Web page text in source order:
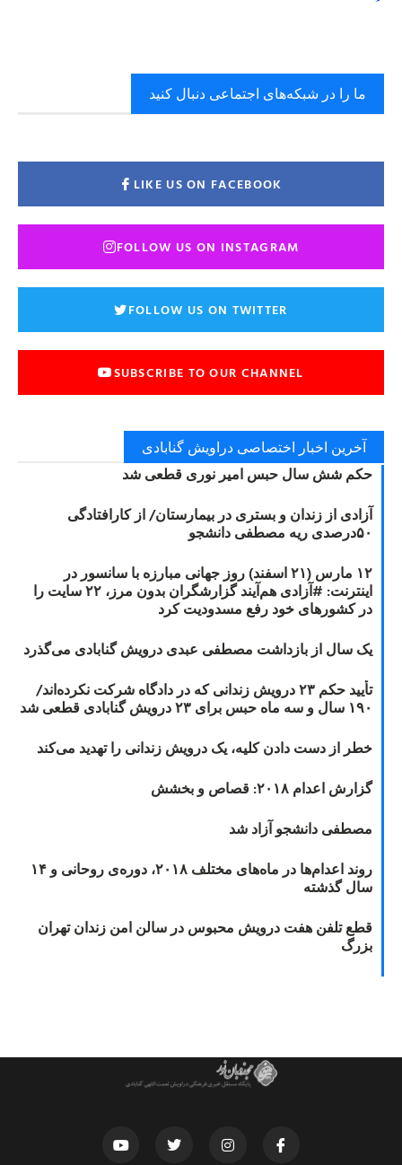
ما را در شبکه‌های اجتماعی دنبال کنید
LIKE US ON FACEBOOK
FOLLOW US ON INSTAGRAM
FOLLOW US ON TWITTER
SUBSCRIBE TO OUR CHANNEL
آخرین اخبار اختصاصی دراویش گنابادی
حکم شش سال حبس امیر نوری قطعی شد
آزادی از زندان و بستری در بیمارستان/ از کارافتادگی
۵۰درصدی ریه مصطفی دانشجو
۱۲ مارس (۲۱ اسفند) روز جهانی مبارزه با سانسور در
اینترنت: #آزادی هم‌آیند گزارشگران‌ بدون مرز، ۲۲ سایت را
در کشورهای خود رفع مسدودیت کرد
یک سال از بازداشت مصطفی عبدی درویش گنابادی می‌گذرد
تأیید حکم ۲۳ درویش زندانی که در دادگاه شرکت نکرده‌اند/
۱۹۰ سال و سه ماه حبس برای ۲۳ درویش گنابادی قطعی شد
خطر از دست دادن کلیه، یک درویش زندانی را تهدید می‌کند
گزارش اعدام ۲۰۱۸: قصاص و بخشش
مصطفی دانشجو آزاد شد
روند اعدام‌ها در ماه‌های مختلف ۲۰۱۸، دوره‌ی روحانی و ۱۴
سال گذشته
قطع تلفن هفت درویش محبوس در سالن امن زندان تهران
بزرگ